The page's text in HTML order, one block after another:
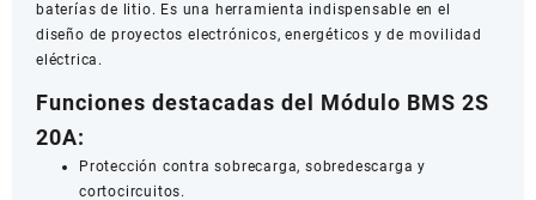
baterías de litio. Es una herramienta indispensable en el
diseño de proyectos electrónicos, energéticos y de movilidad
eléctrica.
Funciones destacadas del Módulo BMS 2S
20A:
Protección contra sobrecarga, sobredescarga y
cortocircuitos.